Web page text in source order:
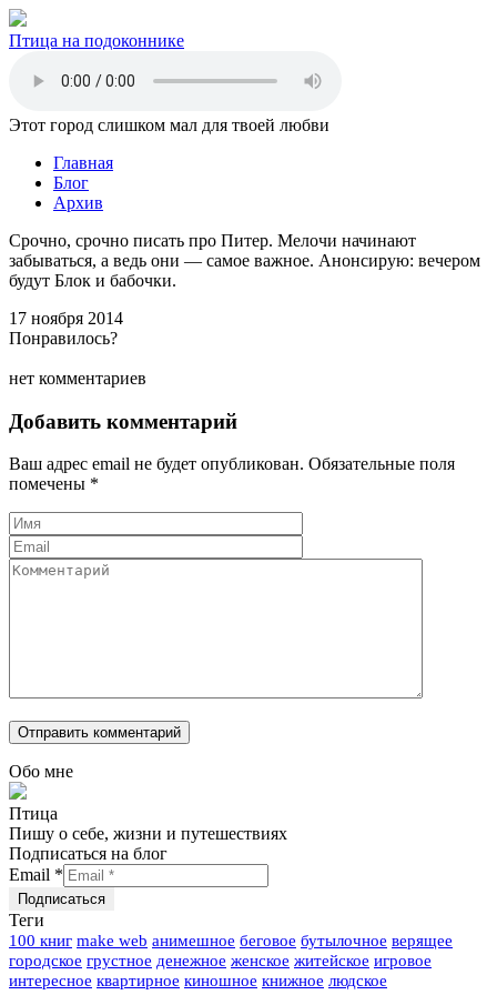
Птица на подоконнике
Этот город слишком мал для твоей любви
Главная
Блог
Архив
Срочно, срочно писать про Питер. Мелочи начинают
забываться, а ведь они — самое важное. Анонсирую: вечером
будут Блок и бабочки.
17 ноября 2014
Понравилось?
нет комментариев
Добавить комментарий
Ваш адрес email не будет опубликован. Обязательные поля
помечены *
Обо мне
Птица
Пишу о себе, жизни и путешествиях
Подписаться на блог
Email *
Теги
100 книг make web анимешное беговое бутылочное верящее
городское грустное денежное женское житейское игровое
интересное квартирное киношное книжное людское